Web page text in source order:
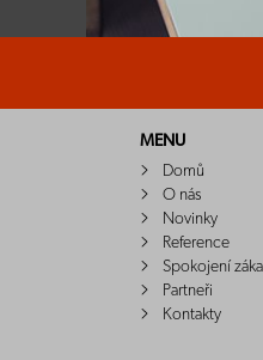
MENU
Domů
O nás
Novinky
Reference
Spokojení
Partneři
Kontakty